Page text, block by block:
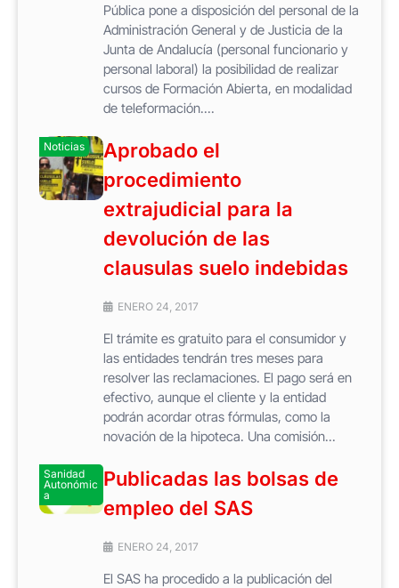
Pública pone a disposición del personal de la
Administración General y de Justicia de la
Junta de Andalucía (personal funcionario y
personal laboral) la posibilidad de realizar
cursos de Formación Abierta, en modalidad
de teleformación....
Noticias
Aprobado el
procedimiento
extrajudicial para la
devolución de las
clausulas suelo indebidas
ENERO 24, 2017
El trámite es gratuito para el consumidor y
las entidades tendrán tres meses para
resolver las reclamaciones. El pago será en
efectivo, aunque el cliente y la entidad
podrán acordar otras fórmulas, como la
novación de la hipoteca. Una comisión...
Sanidad
Autonómic
a
Publicadas las bolsas de
empleo del SAS
ENERO 24, 2017
El SAS ha procedido a la publicación del